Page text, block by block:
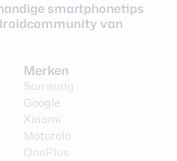
smartphonetips
van
Merken
Samsung
Google
Xiaomi
Motorola
OnePlus